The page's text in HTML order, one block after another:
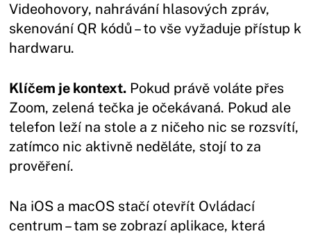
Videohovory, nahrávání hlasových zpráv,
skenování QR kódů – to vše vyžaduje přístup k
hardwaru.
Klíčem je kontext. Pokud právě voláte přes
Zoom, zelená tečka je očekávaná. Pokud ale
telefon leží na stole a z ničeho nic se rozsvítí,
zatímco nic aktivně neděláte, stojí to za
prověření.
Na iOS a macOS stačí otevřít Ovládací
centrum – tam se zobrazí aplikace, která